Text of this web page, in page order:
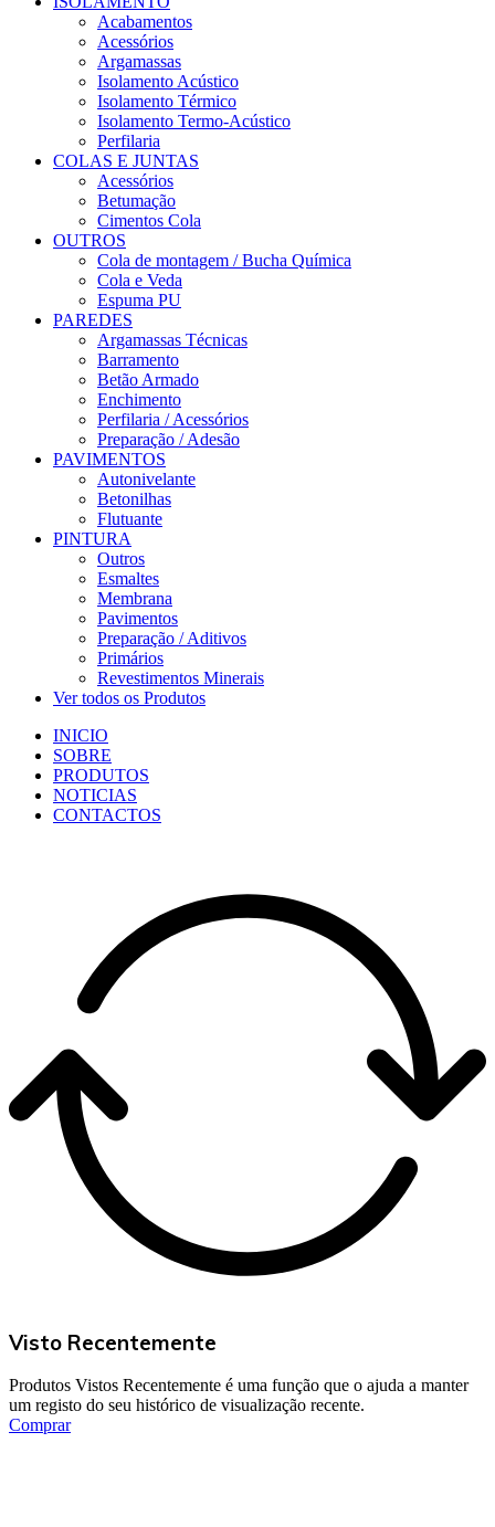
Acabamentos
Acessórios
Argamassas
Isolamento Acústico
Isolamento Térmico
Isolamento Termo-Acústico
Perfilaria
COLAS E JUNTAS
Acessórios
Betumação
Cimentos Cola
OUTROS
Cola de montagem / Bucha Química
Cola e Veda
Espuma PU
PAREDES
Argamassas Técnicas
Barramento
Betão Armado
Enchimento
Perfilaria / Acessórios
Preparação / Adesão
PAVIMENTOS
Autonivelante
Betonilhas
Flutuante
PINTURA
Outros
Esmaltes
Membrana
Pavimentos
Preparação / Aditivos
Primários
Revestimentos Minerais
Ver todos os Produtos
INICIO
SOBRE
PRODUTOS
NOTICIAS
CONTACTOS
Visto Recentemente
Produtos Vistos Recentemente é uma função que o ajuda a manter
um registo do seu histórico de visualização recente.
Comprar